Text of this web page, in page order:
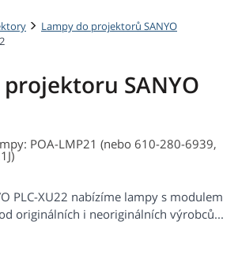
Lampy do projektorů SANYO
SANYO
POA-LMP21 (nebo 610-280-6939,
PLC-XU22 nabízíme lampy s modulem
originálních i neoriginálních výrobců...